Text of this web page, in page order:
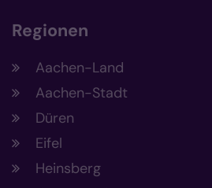
Regionen
Aachen-Land
Aachen-Stadt
Düren
Eifel
Heinsberg